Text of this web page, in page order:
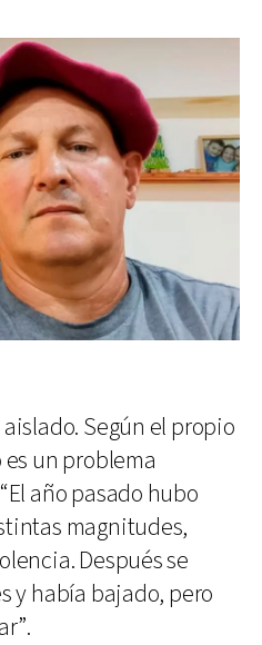
Según el propio
un problema
año pasado hubo
magnitudes,
Después se
y había bajado, pero